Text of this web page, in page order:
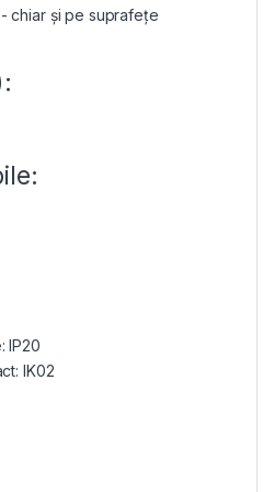
chiar și pe suprafețe
IP20
IK02